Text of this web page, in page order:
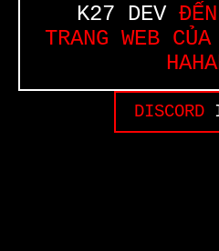
K27 DEVĐẾN
TRANG WEB
DISCORD